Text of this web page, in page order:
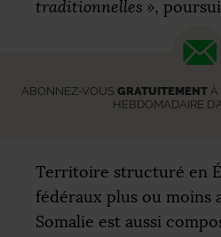
traditionnelles »,
ABONNEZ-VOUS GRATUITEMENTÀ
HEBDOMADAIRE
Territoire structuré en
fédéraux plus ou moins
Somalie est aussi